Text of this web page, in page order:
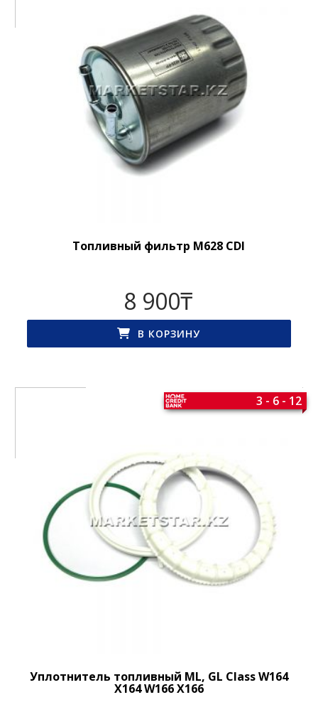
Топливный фильтр M628 CDI
8 900₸
В КОРЗИНУ
Уплотнитель топливный ML, GL Class W164
X164 W166 X166
3 - 6 - 12